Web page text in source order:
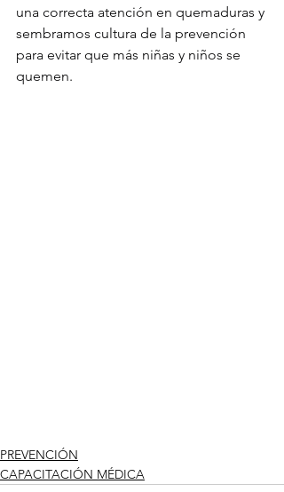
una correcta atención en quemaduras y
sembramos cultura de la prevención
para evitar que más niñas y niños se
quemen.
PREVENCIÓN
CAPACITACIÓN MÉDICA